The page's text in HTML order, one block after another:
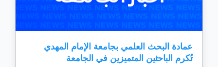
عمادة البحث العلمي بجامعة الإمام المهدي
تُكرم الباحثين المتميزين في الجامعة